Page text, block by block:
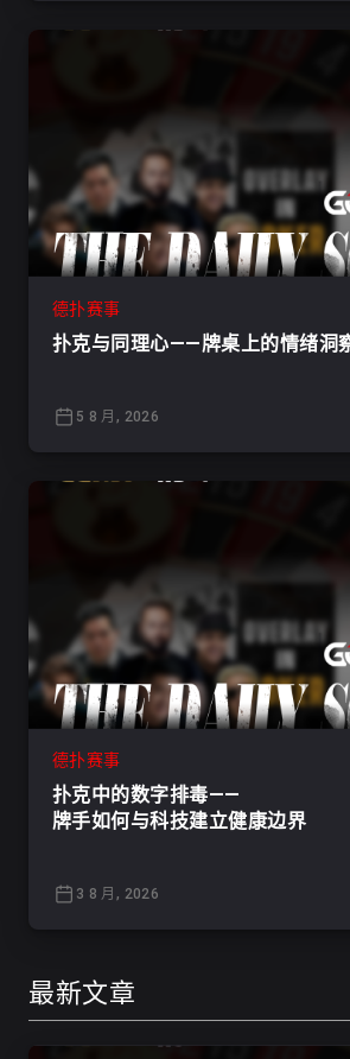
德扑赛事
扑克与同理心——牌桌上的情绪洞
5 8 月, 2026
德扑赛事
扑克中的数字排毒——
牌手如何与科技建立健康边界
3 8 月, 2026
最新文章